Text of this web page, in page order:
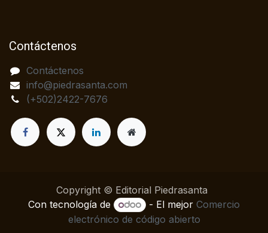
Contáctenos
Contáctenos
info@piedrasanta.com
(+502)2422-7676
Copyright © Editorial Piedrasanta
Con tecnología de
- El mejorComercio
electrónico de código abierto